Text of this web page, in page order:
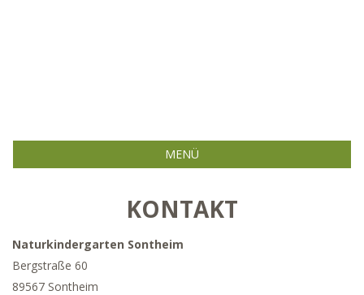
MENÜ
KONTAKT
Naturkindergarten Sontheim
Bergstraße 60
89567 Sontheim